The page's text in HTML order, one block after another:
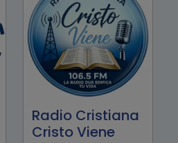
Radio Cristiana
Cristo Viene